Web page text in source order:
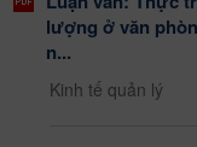
lượng ở văn
n...
Kinh tế quản lý